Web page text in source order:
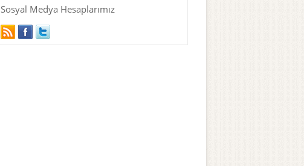
Sosyal Medya Hesaplarımız